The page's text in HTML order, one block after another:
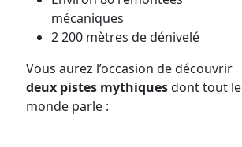
mécaniques
2 200 mètres de dénivelé
Vous aurez l’occasion de découvrir
deux pistes mythiquesdont tout le
monde parle :